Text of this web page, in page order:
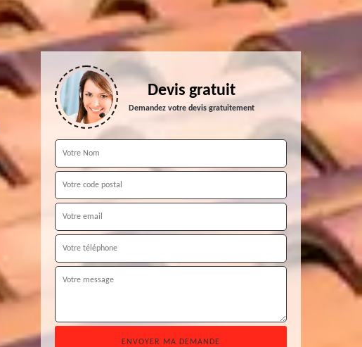
Devis gratuit
Demandez votre devis gratuitement